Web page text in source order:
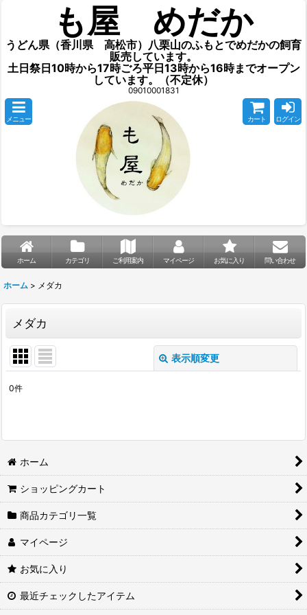
も屋 めだか
うどん県（香川県 高松市）八栗山のふもとでめだかの飼育
販売しています。
土日祭日10時から17時ごろ平日13時から16時までオープン
しています。（不定休）
09010001831
メニュー カート ログイン
ホーム カテゴリ ご利用案内 マイページ お気に入り 問い合わせ
ホーム > メダカ
メダカ
表示順変更
並び順:
0件
ホーム
ショッピングカート
商品カテゴリ一覧
マイページ
お気に入り
最近チェックしたアイテム